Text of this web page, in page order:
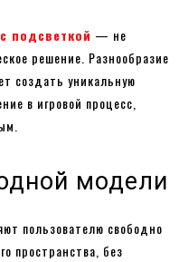
подсветкой — не
решение. Разнообразие
создать уникальную
в игровой процесс,
модели
пользователю свободно
пространства, без